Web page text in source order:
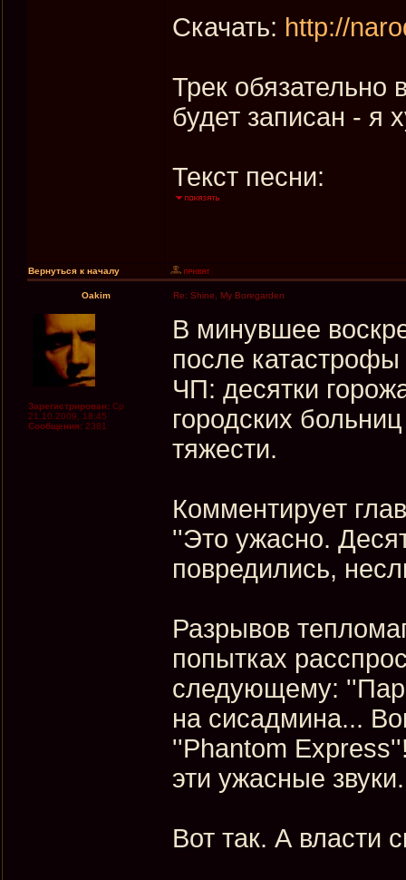
Скачать: http://
Трек
будет записан - я
Текст песни:
Вернуться к началу
Oakim Re: Shine, My Boregarden
Зарегистрирован: Ср
21.10.2009, 18:45
Сообщения: 2381
В минувшее
после
ЧП: десятки
городских
тяжести.
Комментирует
''Это ужасно.
повредились,
Разрывов
попытках
следующему:
на сисадмина...
''Phantom
эти ужасные
Вот так. А власти